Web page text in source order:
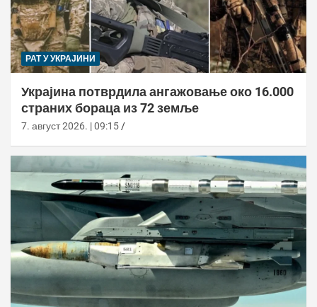
РАТ У УКРАЈИНИ
Украјина потврдила ангажовање око 16.000
страних бораца из 72 земље
7. август 2026. | 09:15